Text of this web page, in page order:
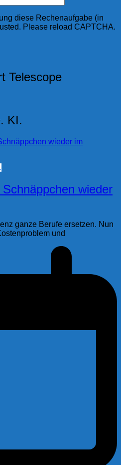
diese Rechenaufgabe (in
Please reload CAPTCHA.
Telescope
KI.
wieder
ganze Berufe ersetzen. Nun
und